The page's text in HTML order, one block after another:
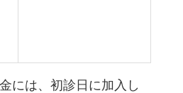
には、初診日に加入し